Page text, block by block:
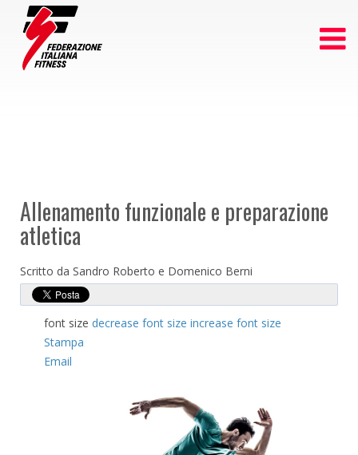
Allenamento funzionale e preparazione
atletica
Scritto da Sandro Roberto e Domenico Berni
font size decrease font size increase font size
Stampa
Email